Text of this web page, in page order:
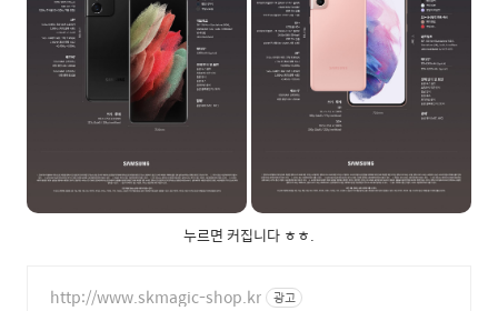
누르면 커집니다 ㅎㅎ.
http://www.skmagic-shop.kr 광고